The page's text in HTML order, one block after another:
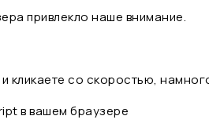
привлекло наше внимание.
кликаете со скоростью,
в вашем браузере